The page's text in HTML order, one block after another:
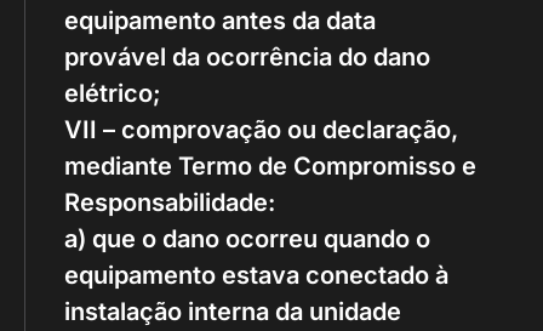
equipamento antes da data
provável da ocorrência do dano
elétrico;
VII – comprovação ou declaração,
mediante Termo de Compromisso e
Responsabilidade:
a) que o dano ocorreu quando o
equipamento estava conectado à
instalação interna da unidade